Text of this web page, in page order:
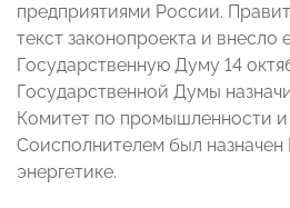
предприятиями России.
текст законопроекта и внесло
Государственную Думу 14
Государственной Думы
Комитет по промышленности и
Соисполнителем был назначен
энергетике.